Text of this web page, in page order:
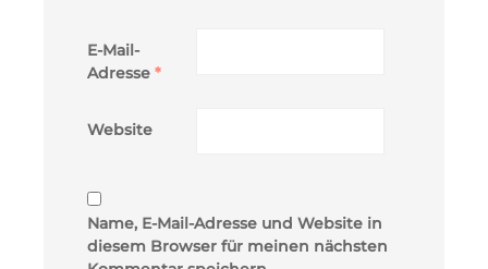
E-Mail-
Adresse *
Website
Name, E-Mail-Adresse und Website in
diesem Browser für meinen nächsten